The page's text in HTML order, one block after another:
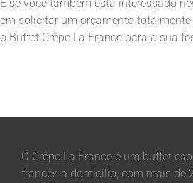
E se você também está interessado
em solicitar um orçamento
o Buffet Crêpe La France para a sua
O Crêpe La France é um buffet
francês a domicílio, com mais de